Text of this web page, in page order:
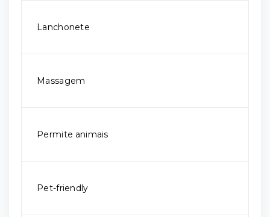
Lanchonete
Massagem
Permite animais
Pet-friendly